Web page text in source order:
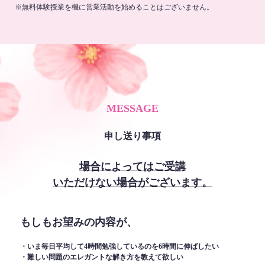
※無料体験授業を機に営業活動を始めることはございません。
MESSAGE
申し送り事項
場合によってはご受講
いただけない場合がございます。
もしもお望みの内容が、
・いま毎日平均して4時間勉強しているのを6時間に伸ばしたい
・難しい問題のエレガントな解き方を教えて欲しい